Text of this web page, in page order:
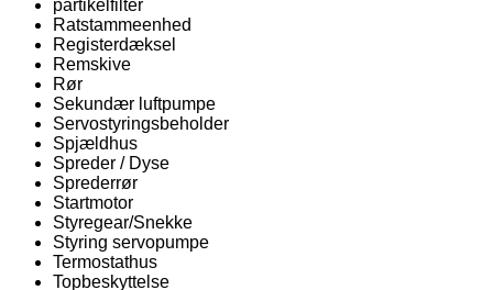
partikelfilter
Ratstammeenhed
Registerdæksel
Remskive
Rør
Sekundær luftpumpe
Servostyringsbeholder
Spjældhus
Spreder / Dyse
Sprederrør
Startmotor
Styregear/Snekke
Styring servopumpe
Termostathus
Topbeskyttelse